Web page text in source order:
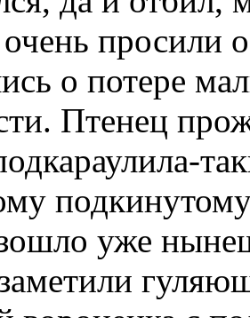
просили
о потере
Птенец
уже